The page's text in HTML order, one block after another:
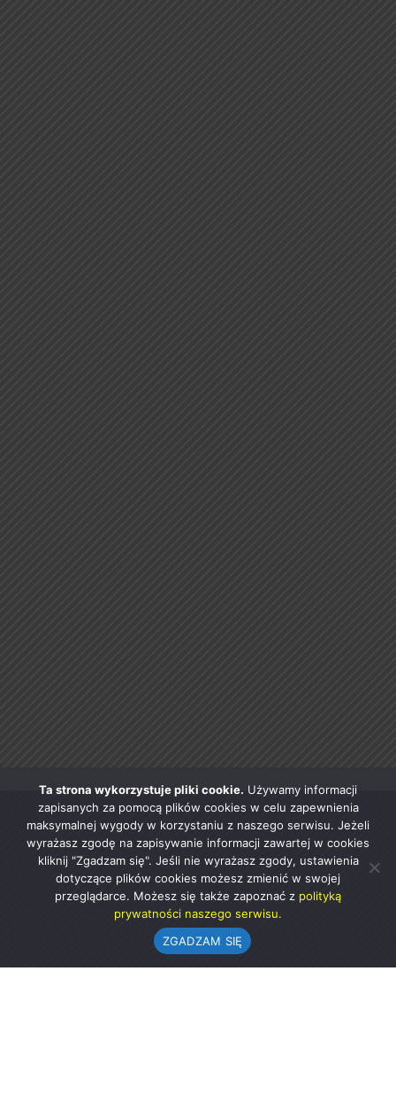
Ta strona wykorzystuje pliki cookie. Używamy informacji
zapisanych za pomocą plików cookies w celu zapewnienia
maksymalnej wygody w korzystaniu z naszego serwisu. Jeżeli
wyrażasz zgodę na zapisywanie informacji zawartej w cookies
kliknij "Zgadzam się". Jeśli nie wyrażasz zgody, ustawienia
dotyczące plików cookies możesz zmienić w swojej
przeglądarce. Możesz się także zapoznać z polityką
prywatności naszego serwisu.
ZGADZAM SIĘ